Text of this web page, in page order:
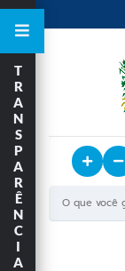
T
R
A
N
S
P
A
R
Ê
N
C
I
A